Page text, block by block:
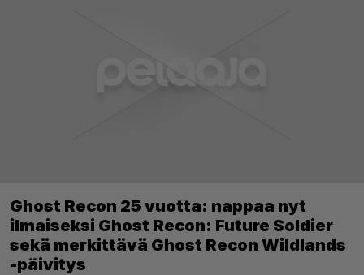
Ghost Recon 25 vuotta: nappaa nyt
ilmaiseksi Ghost Recon: Future Soldier
sekä merkittävä Ghost Recon Wildlands
-päivitys